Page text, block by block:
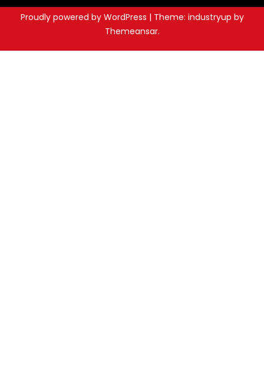
Proudly powered by WordPress | Theme: industryup by
Themeansar.